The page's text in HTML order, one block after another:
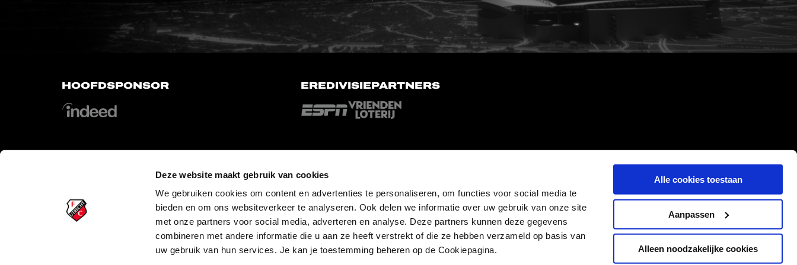
Deze website maakt gebruik van cookies
We gebruiken cookies om content en advertenties te personaliseren, om functies voor social media te
bieden en om ons websiteverkeer te analyseren. Ook delen we informatie over uw gebruik van onze site
met onze partners voor social media, adverteren en analyse. Deze partners kunnen deze gegevens
combineren met andere informatie die u aan ze heeft verstrekt of die ze hebben verzameld op basis van
uw gebruik van hun services. Je kan je toestemming beheren op de Cookiepagina.
Alle cookies toestaan
Aanpassen
Alleen noodzakelijke cookies
HOOFDSPONSOR EREDIVISIEPARTNERS
OFFICIAL PARTNERS